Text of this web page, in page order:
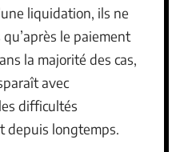
liquidation, ils ne
le paiement
la majorité des cas,
avec
difficultés
depuis longtemps.